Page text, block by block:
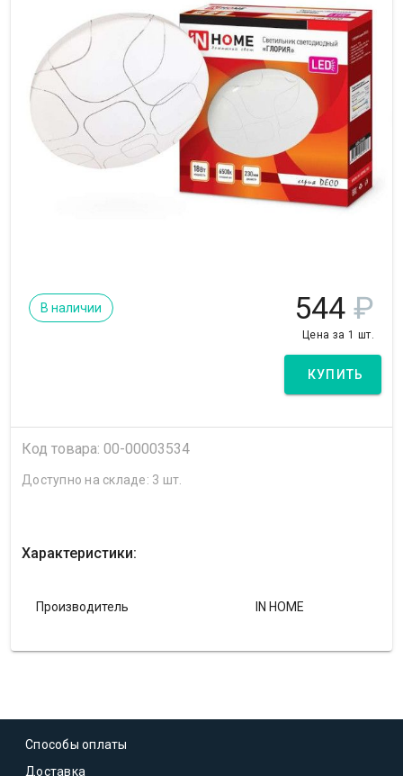
В наличии 544 ₽
Цена за 1 шт.
КУПИТЬ
Код товара: 00-00003534
Доступно на складе: 3 шт.
Характеристики:
Производитель IN HOME
Способы оплаты
Доставка